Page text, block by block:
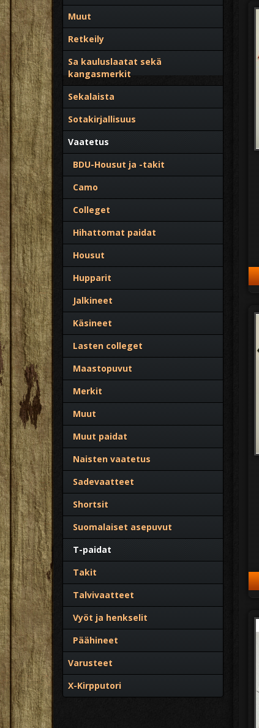
Muut
Retkeily
Sa kauluslaatat sekä
kangasmerkit
Sekalaista
Sotakirjallisuus
Vaatetus
BDU-Housut ja -takit
Camo
Colleget
Hihattomat paidat
Housut
Hupparit
Jalkineet
Käsineet
Lasten colleget
Maastopuvut
Merkit
Muut
Muut paidat
Naisten vaatetus
Sadevaatteet
Shortsit
Suomalaiset asepuvut
T-paidat
Takit
Talvivaatteet
Vyöt ja henkselit
Päähineet
Varusteet
X-Kirpputori